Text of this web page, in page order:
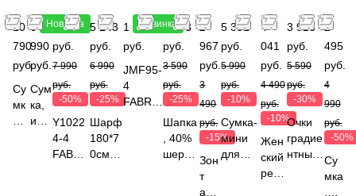
10
790
руб.
Су
мк
Новинка
6
990
руб.
Сум
ка,
иску
3 995
руб.
7 990
руб.
-50%
Y1022
4-4
FABRE
5 243
руб.
6 990
руб.
-25%
Шарф
180*7
0см,
Новинка
1 990
руб.
JMF95-
4
FABRE
2 693
руб.
3 590
руб.
-25%
Шапка
, 40%
шерст
2
967
руб.
3
490
руб.
-15%
Зон
т
авт
5 391
руб.
5 990
руб.
-10%
Сумка-
мини
для
4
041
руб.
4 490
руб.
-10%
Жен
ский
рем
3 913
руб.
5 590
руб.
-30%
Очки
градие
нтные,
2
495
руб.
4
990
руб.
-50%
Су
мка